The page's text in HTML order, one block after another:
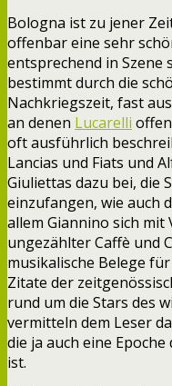
Bologna ist zu jener
offenbar eine sehr
entsprechend in Szene
bestimmt durch die
Nachkriegszeit, fast
an denen Lucarelli
oft ausführlich
Lancias und Fiats und
Giuliettas dazu bei, die
einzufangen, wie auch
allem Giannino sich mit
ungezählter Caffè und
musikalische Belege
Zitate der
rund um die Stars des
vermitteln dem Leser
die ja auch eine
ist.